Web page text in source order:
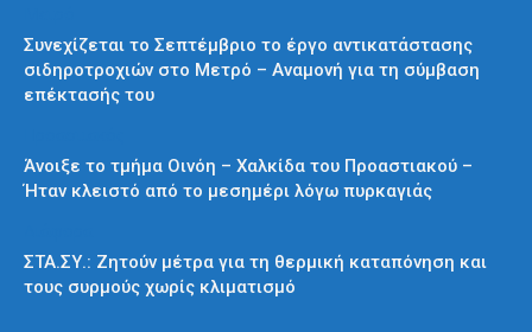
Συνεχίζεται το Σεπτέμβριο το έργο αντικατάστασης
σιδηροτροχιών στο Μετρό – Αναμονή για τη σύμβαση
επέκτασής του
Άνοιξε το τμήμα Οινόη – Χαλκίδα του Προαστιακού –
Ήταν κλειστό από το μεσημέρι λόγω πυρκαγιάς
ΣΤΑ.ΣΥ.: Ζητούν μέτρα για τη θερμική καταπόνηση και
τους συρμούς χωρίς κλιματισμό